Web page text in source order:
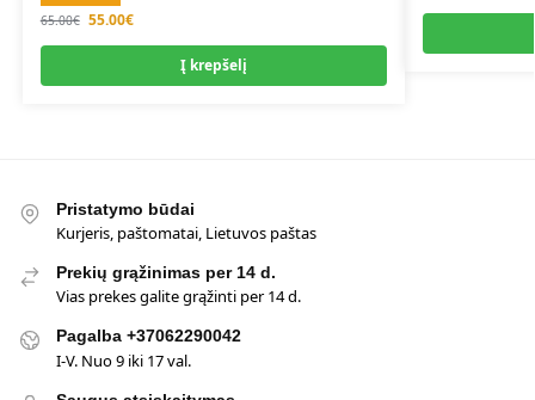
65.00€ 55.00€
Į krepšelį
Pristatymo būdai
Kurjeris, paštomatai, Lietuvos paštas
Prekių grąžinimas per 14 d.
Vias prekes galite grąžinti per 14 d.
Pagalba +37062290042
I-V. Nuo 9 iki 17 val.